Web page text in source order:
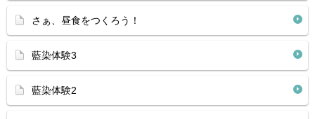
さぁ、昼食をつくろう！
藍染体験3
藍染体験2